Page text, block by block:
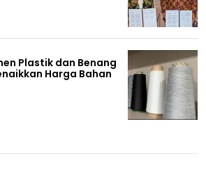
Plastik dan Benang
Harga Bahan